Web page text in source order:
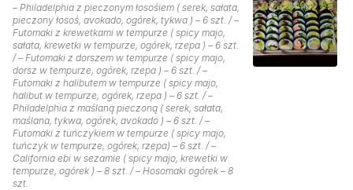
– Philadelphia z pieczonym łosośiem ( serek, sałata,
pieczony łosoś, avokado, ogórek, tykwa ) – 6 szt. / –
Futomaki z krewetkami w tempurze ( spicy majo,
sałata, krewetki w tempurze, ogórek, rzepa ) – 6 szt.
/ – Futomaki z dorszem w tempurze ( spicy majo,
dorsz w tempurze, ogórek, rzepa ) – 6 szt. / –
Futomaki z halibutem w tempurze ( spicy majo,
halibut w tempurze, ogórek, rzepa ) – 6 szt. / –
Philadelphia z maślaną pieczoną ( serek, sałata,
maślana, tykwa, ogórek, avokado ) – 6 szt. / –
Futomaki z tuńczykiem w tempurze ( spicy majo,
tuńczyk w tempurze, ogórek, rzepa) – 6 szt. / –
California ebi w sezamie ( spicy majo, krewetki w
tempurze, ogórek ) – 8 szt. / – Hosomaki ogórek – 8
szt.